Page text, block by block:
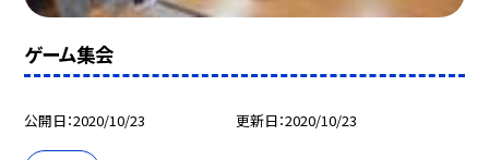
ゲーム集会
公開日 2020/10/23 更新日 2020/10/23